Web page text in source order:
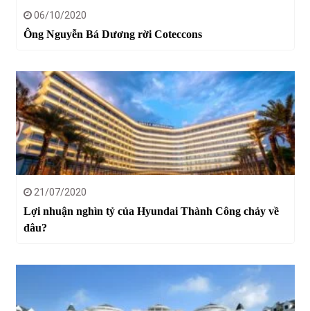
06/10/2020
Ông Nguyễn Bá Dương rời Coteccons
21/07/2020
Lợi nhuận nghìn tỷ của Hyundai Thành Công chảy về
đâu?